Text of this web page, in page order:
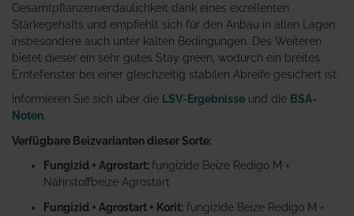
Gesamtpflanzenverdaulichkeit dank eines exzellenten
Stärkegehalts und empfiehlt sich für den Anbau in allen Lagen
insbesondere auch unter kalten Bedingungen. Des Weiteren
bietet dieser ein sehr gutes Stay green, wodurch ein breites
Erntefenster bei einer gleichzeitig stabilen Abreife gesichert ist.
Informieren Sie sich über die LSV-Ergebnisse und die BSA-
Noten
Verfügbare Beizvarianten dieser Sorte:
Fungizid + Agrostart:fungizide Beize Redigo M +
Nährstoffbeize Agrostart
Fungizid + Agrostart + Korit: fungizide Beize Redigo M +